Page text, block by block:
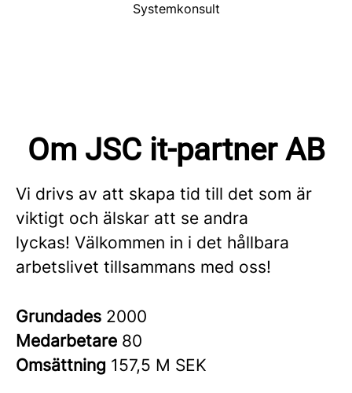
Systemkonsult
Om JSC it-partner AB
Vi drivs av att skapa tid till det som är
viktigt och älskar att se andra
lyckas! Välkommen in i det hållbara
arbetslivet tillsammans med oss!
Grundades 2000
Medarbetare 80
Omsättning 157,5 M SEK